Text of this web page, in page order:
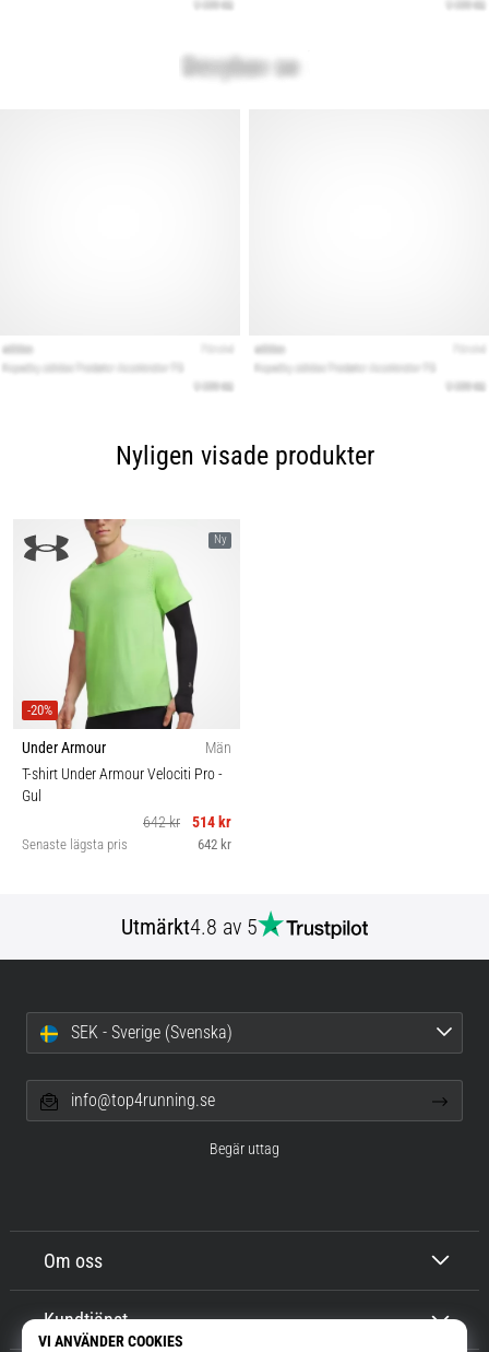
Nyligen visade produkter
Ny
-20%
Under Armour
Män
T-shirt Under Armour Velociti Pro-
Gul
642 kr
514 kr
Senaste lägsta pris 642 kr
Utmärkt4.8 av 5
Om oss
Kundtjänst
SEK - Sverige (Svenska)
info@top4running.se
Begär uttag